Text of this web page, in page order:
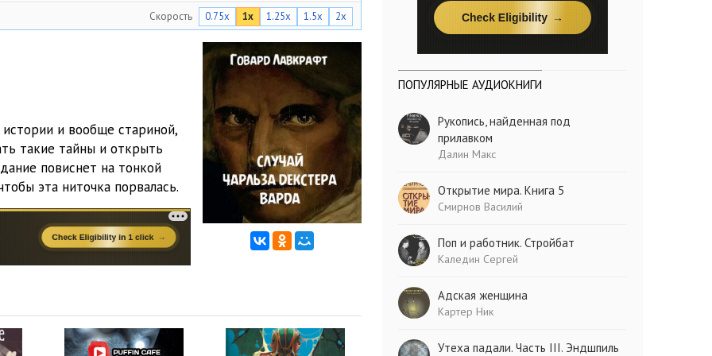
1:49:28
Скорость 0.75x 1x 1.25x 1.5x 2x
и вообще стариной,
такие тайны и открыть
повиснет на тонкой
эта ниточка порвалась.
ПОПУЛЯРНЫЕ АУДИОКНИГИ
Рукопись, найденная под
прилавком
Далин Макс
Открытие мира. Книга 5
Смирнов Василий
Поп и работник. Стройбат
Каледин Сергей
Адская женщина
Картер Ник
Утеха падали. Часть III. Эндшпиль